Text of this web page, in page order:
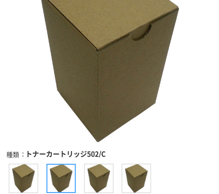
種類 トナーカートリッジ502/C